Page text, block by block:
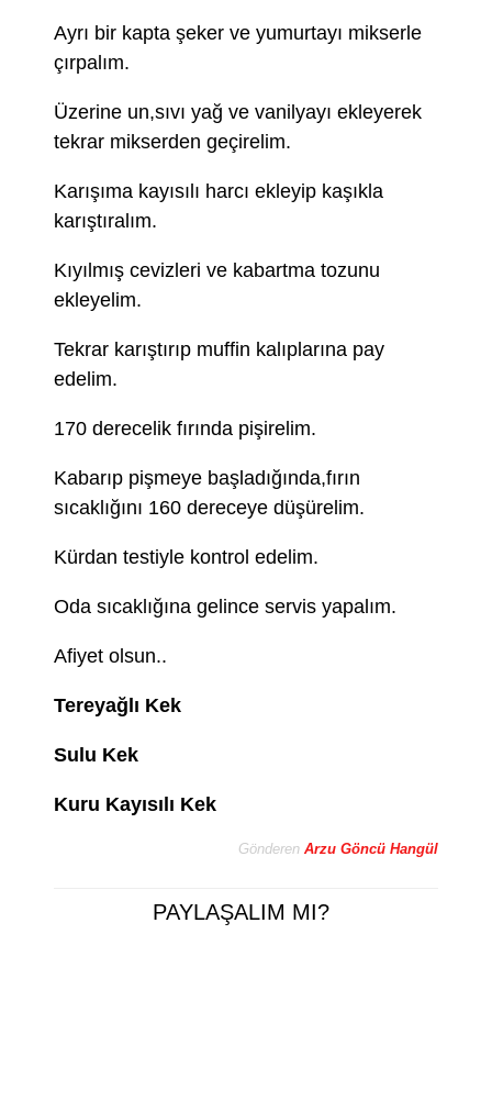
Ayrı bir kapta şeker ve yumurtayı mikserle
çırpalım.
Üzerine un,sıvı yağ ve vanilyayı ekleyerek
tekrar mikserden geçirelim.
Karışıma kayısılı harcı ekleyip kaşıkla
karıştıralım.
Kıyılmış cevizleri ve kabartma tozunu
ekleyelim.
Tekrar karıştırıp muffin kalıplarına pay
edelim.
170 derecelik fırında pişirelim.
Kabarıp pişmeye başladığında,fırın
sıcaklığını 160 dereceye düşürelim.
Kürdan testiyle kontrol edelim.
Oda sıcaklığına gelince servis yapalım.
Afiyet olsun..
Tereyağlı Kek
Sulu Kek
Kuru Kayısılı Kek
Gönderen Arzu Göncü Hangül
PAYLAŞALIM MI?